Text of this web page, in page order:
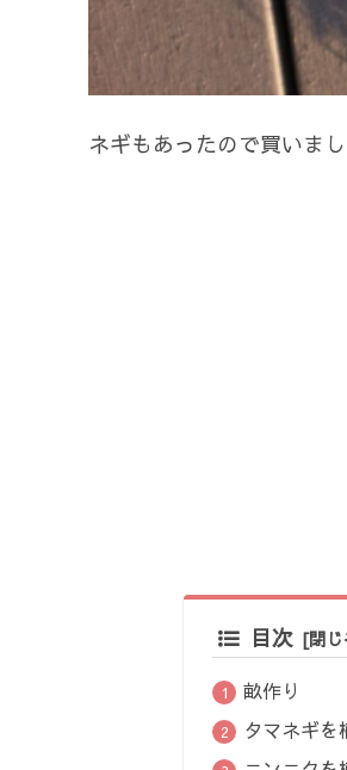
ネギもあったので買いまし
目次
畝作り
タマネギを